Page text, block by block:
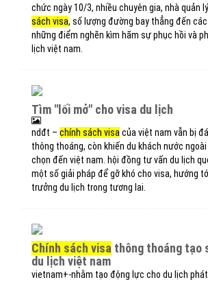
chức ngày 10/3, nhiều chuyên gia, nhà quản
sách visa, số lượng đường bay thẳng đến
những điểm nghẽn kìm hãm sự phục hồi và
lịch việt nam.
tìm "lối mở" cho visa du lịch
ndđt – chính sách visa của việt nam vẫn bị
thông thoáng, còn khiến du khách nước
chọn đến việt nam. hội đồng tư vấn du lịch
một số giải pháp để gỡ khó cho visa, hướng
trưởng du lịch trong tương lai.
chính sách visa thông thoáng tạo
du lịch việt nam
vietnam+-nhằm tạo động lực cho du lịch